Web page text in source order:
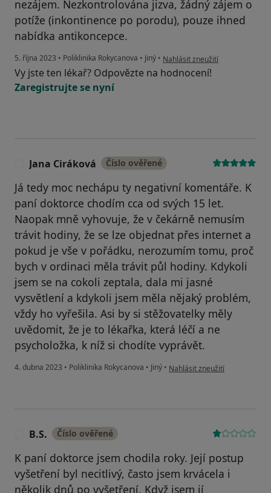
nezájem. Nezkontrolována jizva, žádný zájem o
potíže (inkontinence po porodu), pouze ihned
nabídka antikoncepce.
5. října 2023 • Poliklinika Rokycanova • Jiný • podle názoru uživatele AA
Nahlásit zneužití
Vy jste ten lékař? Odpovězte na hodnocení!
Zaregistrujte se nyní
Jana Ciráková Číslo ověřené
Já tedy moc nechápu ty negativní komentáře. K
paní doktorce chodím cca od svých 15 let.
Naopak mně vyhovuje, že v čekárně nemusím
trávit hodiny, že se lze objednat přes internet a
pokud je vše v pořádku, nerozumím tomu, proč
bych v ordinaci měla trávit půl hodiny. Kdykoli
jsem se na cokoli zeptala, dala mi jasné
vysvětlení a kdykoli jsem měla nějaký problém,
vždy ho vyřešila. Asi by si stěžovatelky měly
uvědomit, že je to lékařka, která léčí a ne
psycholožka, k níž si chodíte vyprávět.
4. dubna 2023 • Poliklinika Rokycanova • Jiný • podle názoru uživatele Jana
Nahlásit zneužití
B.S. Číslo ověřené
K paní doktorce jsem chodila roky. Její postup
vyšetření byl necitlivý, často jsem krvácela i
několik dnů po vyšetření. Když jsem jí